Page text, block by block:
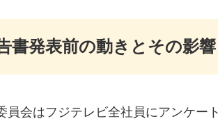
書発表前の動きとその影響
員会はフジテレビ全社員にアンケー